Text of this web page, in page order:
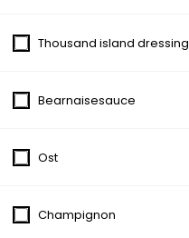
Tomatsauce, Ost
fra
2. Palermo
fra
3. Vesuvio
Thousand island dressing
Bearnaisesauce
Ost
Champignon